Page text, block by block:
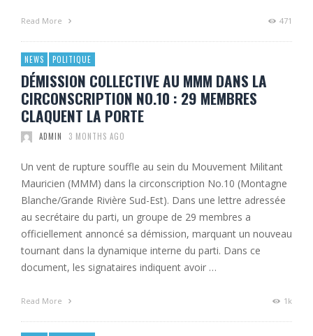
Read More 471
NEWS POLITIQUE
DÉMISSION COLLECTIVE AU MMM DANS LA
CIRCONSCRIPTION NO.10 : 29 MEMBRES
CLAQUENT LA PORTE
ADMIN 3 MONTHS AGO
Un vent de rupture souffle au sein du Mouvement Militant
Mauricien (MMM) dans la circonscription No.10 (Montagne
Blanche/Grande Rivière Sud-Est). Dans une lettre adressée
au secrétaire du parti, un groupe de 29 membres a
officiellement annoncé sa démission, marquant un nouveau
tournant dans la dynamique interne du parti. Dans ce
document, les signataires indiquent avoir …
Read More 1k